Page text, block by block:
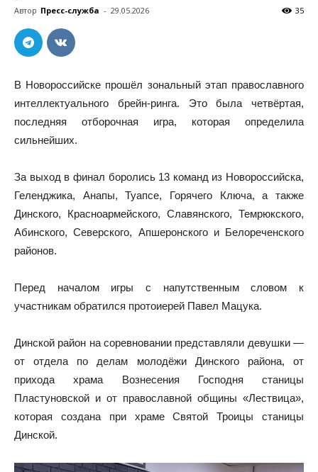
Автор Пресс-служба - 29.05.2026 35
В Новороссийске прошёл зональный этап православного
интеллектуального брейн-ринга. Это была четвёртая,
последняя отборочная игра, которая определила
сильнейших.
За выход в финал боролись 13 команд из Новороссийска,
Геленджика, Анапы, Туапсе, Горячего Ключа, а также
Динского, Красноармейского, Славянского, Темрюкского,
Абинского, Северского, Апшеронского и Белореченского
районов.
Перед началом игры с напутственным словом к
участникам обратился протоиерей Павел Мацука.
Динской район на соревновании представляли девушки —
от отдела по делам молодёжи Динского района, от
прихода храма Вознесения Господня станицы
Пластуновской и от православной общины «Лествица»,
которая создана при храме Святой Троицы станицы
Динской.